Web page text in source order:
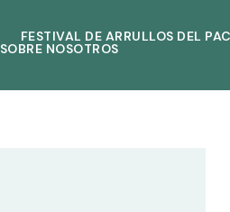
FESTIVAL DE ARRULLOS DEL
SOBRE NOSOTROS